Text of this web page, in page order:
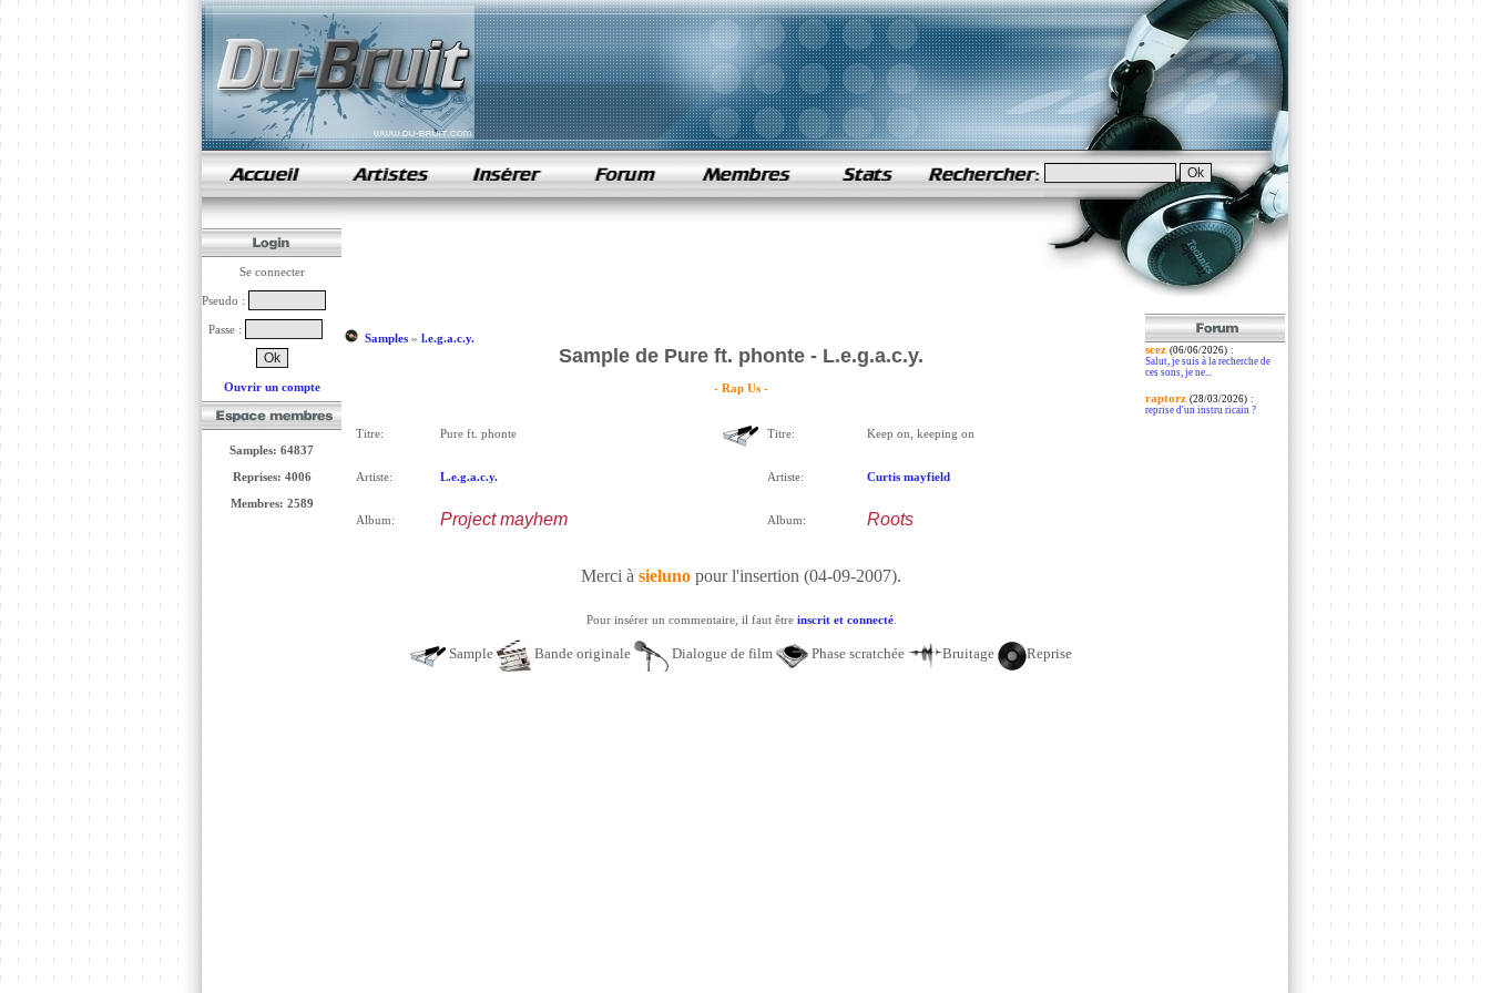
samples de rap
Se connecter
Pseudo :
Passe :
Ouvrir un compte
Samples: 64837
Reprises: 4006
Membres: 2589
Samples» l.e.g.a.c.y.
Sample de Pure ft. phonte - L.e.g.a.c.y.
- Rap Us -
Titre: Pure ft. phonte
Artiste: L.e.g.a.c.y.
Album: Project mayhem
Titre: Keep on, keeping on
Artiste: Curtis mayfield
Album: Roots
Merci à sieluno pour l'insertion (04-09-2007).
Pour insérer un commentaire, il faut être inscrit et connecté.
Sample Bande originale Dialogue de film Phase scratchée Bruitage Reprise
scez (06/06/2026):
Salut, je suis à la recherche de
ces sons, je ne...
raptorz (28/03/2026):
reprise d'un instru ricain ?